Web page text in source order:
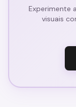
Experimente
visuais